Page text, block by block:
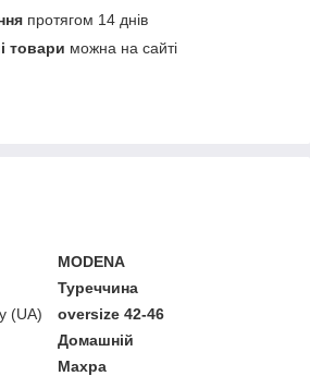
протягом 14 днів
товари можна на сайті
MODENA
Туреччина
(UA)
oversize 42-46
Домашній
Махра